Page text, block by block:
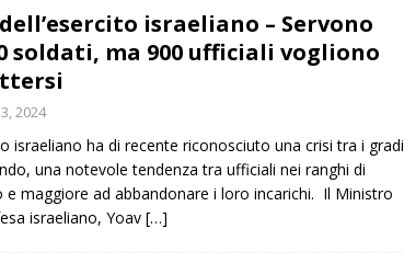
israeliano – Servono
soldati, ma 900 ufficiali vogliono
2024
israeliano ha di recente riconosciuto una crisi tra i gradi
una notevole tendenza tra ufficiali nei ranghi di
e maggiore ad abbandonare i loro incarichi. Il Ministro
israeliano, Yoav […]